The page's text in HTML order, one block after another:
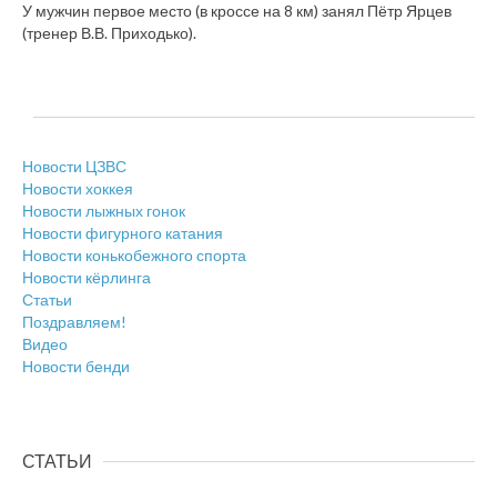
У мужчин первое место (в кроссе на 8 км) занял Пётр Ярцев
(тренер В.В. Приходько).
Новости ЦЗВС
Новости хоккея
Новости лыжных гонок
Новости фигурного катания
Новости конькобежного спорта
Новости кёрлинга
Статьи
Поздравляем!
Видео
Новости бенди
СТАТЬИ